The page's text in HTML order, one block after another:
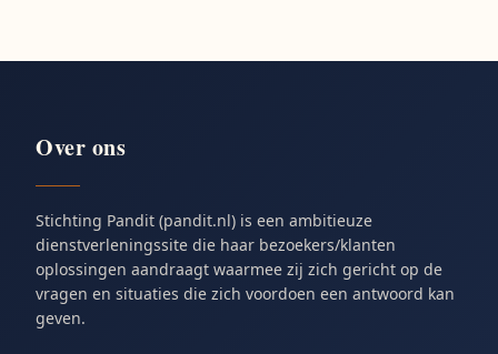
Over ons
Stichting Pandit (pandit.nl) is een ambitieuze
dienstverleningssite die haar bezoekers/klanten
oplossingen aandraagt waarmee zij zich gericht op de
vragen en situaties die zich voordoen een antwoord kan
geven.